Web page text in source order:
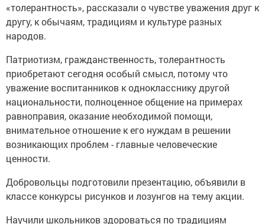
«толерантность», рассказали о чувстве уважения друг к
другу, к обычаям, традициям и культуре разных
народов.
Патриотизм, гражданственность, толерантность
приобретают сегодня особый смысл, потому что
уважение воспитанников к однокласснику другой
национальности, полноценное общение на примерах
равноправия, оказание необходимой помощи,
внимательное отношение к его нуждам в решении
возникающих проблем - главные человеческие
ценности.
Добровольцы подготовили презентацию, объявили в
классе конкурсы рисунков и лозунгов на тему акции.
Научили школьников здороваться по традициям